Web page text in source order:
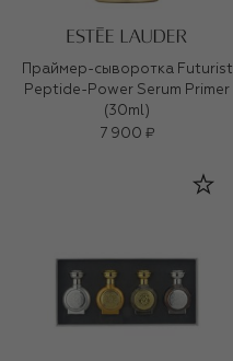
Праймер-сыворотка Futurist
Peptide-Power Serum Primer
(30ml)
7 900 ₽